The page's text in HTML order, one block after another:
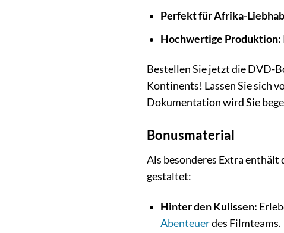
Perfekt für Afrika-
Hochwertige Produktion:
Bestellen Sie jetzt die DVD-
Kontinents! Lassen Sie sich
Dokumentation wird Sie
Bonusmaterial
Als besonderes Extra enthält
gestaltet:
Hinter den Kulissen:
Abenteuerdes Filmteams.